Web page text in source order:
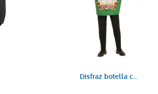
Disfraz botella c...